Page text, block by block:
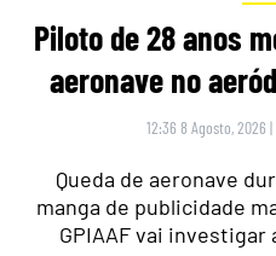
Piloto de 28 anos
aeronave no
12:36 8 Agosto, 2026 |
Queda de aeronave
manga de publicidade
GPIAAF vai investigar